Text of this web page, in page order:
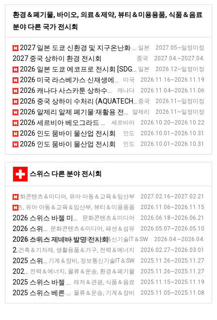
환경＆폐기물, 바이오, 의료＆제약, 뷰티＆미용용품, 식품＆음료
분야 다른 국가 전시회
일본 2027.05~일정미정
2027 일본 도쿄 신환경 및 지구온난화 방지 전시회
중국 2027.04.~2027.04.
2027 중국 상하이 환경 전시회
일본 2026.12~일정미정
2026 일본 도쿄 에코프로 전시회 [SDGs Week]
미국 2026.11.16~2026.11.19
2026 미국 라스베가스 신재생에너지 전시회 [RE+]
캐나다 2026.11.04~2026.11.06
2026 캐나다 사스카툰 상하수도 설비 전시회 [SWWA Annual Conference]
중국 2026.11~일정미정
2026 중국 상하이 수처리 (AQUATECH) 전시회 [AQUATECH CHINA]
알제리 2026.11~일정미정
2026 알제리 알제 폐기물·재활용 전시회 [REVADE]
세르비아 2026.10.20~2026.10.22
2026 세르비아 베오그라드 환경, 자원 보호 전시회
인도 2026.10.01~2026.10.31
2026 인도 뭄바이 물산업 전시회
인도 2026.10.01~2026.10.31
2026 인도 뭄바이 물산업 전시회
스위스 다른 분야 전시회
문화콘텐츠＆미디어, 유아·아동＆교육＆임산부 2027.02.16~2027.02.21
2027 스위스 마티니 발레 주 무역 및 훈련 전시회 [YOUR
스포츠, 유아·아동＆교육＆임산부, 뷰티＆미용용품 2026.11.06~2026.11.15
2026 스위스 제네바 가을 웰빙 전시회 [Les Automnales de
문화콘텐츠＆미디어 2026.06.18~2026.06.21
2026 스위스 바젤 미술 전시회
문화콘텐츠＆미디어, 패션＆섬유 2026.05.07~2026.05.10
2026 스위스 로잔 현대미술 전시회
기계＆장비, 전기전자＆반도체, 정보통신기술IT＆SW 2026.04.~2026.04.
2026 스위스 제네바 발명 전시회
건축＆기자재, 생활용품＆가구, 전력＆에너지 2026.02.27~2026.03.01
2026 스위스 루체른 집, 생활예술품 전시회
기계＆장비, 정보통신기술IT＆SW 2025.11.26~2025.11.27
2025 스위스 취리히 산업 보수 및 시설물 관리 전시회
전력＆에너지, 물류＆운송, 환경＆폐기물 2025.11.26~2025.11.27
2025 스위스 취리히 산업 보수 및 시설물 관리 전시회 [AQUA SUISSE]
레저＆관광, 식품＆음료 2025.11.15~2025.11.19
2025 스위스 바젤 호텔, 외식 전시회 [IGEHO]
물류＆운송, 기계＆장비 2025.11.05~2025.11.08
2025 스위스 베른 화물운송 전시회